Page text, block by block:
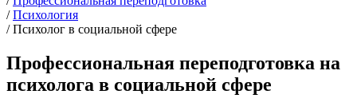
/ Психология
/ Психолог в социальной сфере
Профессиональная переподготовка на
психолога в социальной сфере